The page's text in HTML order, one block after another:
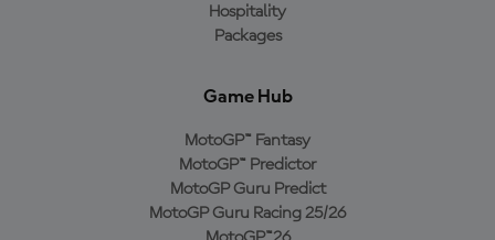
Hospitality
Packages
Game Hub
MotoGP™ Fantasy
MotoGP™ Predictor
MotoGP Guru Predict
MotoGP Guru Racing 25/26